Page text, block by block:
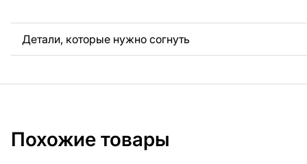
Детали, которые нужно согнуть
Похожие товары